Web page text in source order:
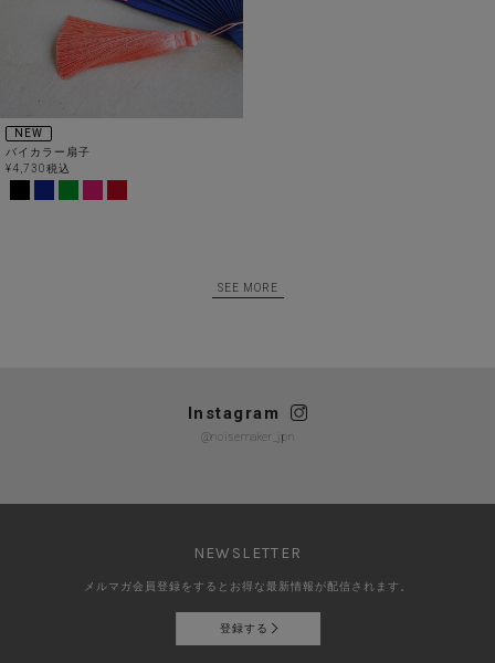
NEW
バイカラー扇子
¥4,730税込
SEE MORE
Instagram
@noisemaker_jpn
NEWSLETTER
メルマガ会員登録をするとお得な最新情報が配信されます。
登録する